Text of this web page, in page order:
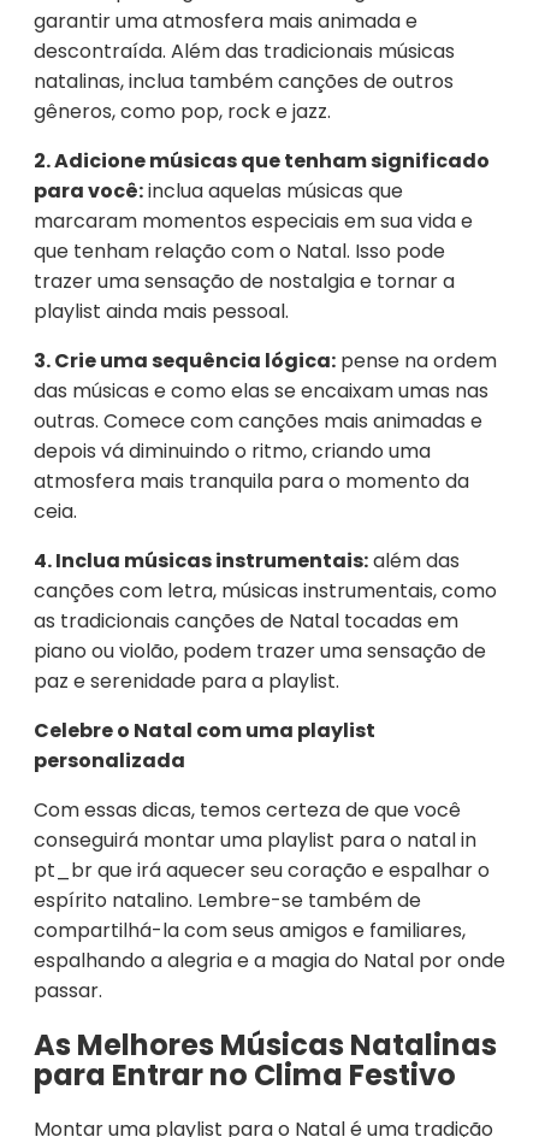
garantir uma atmosfera mais animada e
descontraída. Além das tradicionais músicas
natalinas, inclua também canções de outros
gêneros, como pop, rock e jazz.
2. Adicione músicas que tenham significado
para você:inclua aquelas músicas que
marcaram momentos especiais em sua vida e
que tenham relação com o Natal. Isso pode
trazer uma sensação de nostalgia e tornar a
playlist ainda mais pessoal.
3. Crie uma sequência lógica: pense na ordem
das músicas e como elas se encaixam umas nas
outras. Comece com canções mais animadas e
depois vá diminuindo o ritmo, criando uma
atmosfera mais tranquila para o momento da
ceia.
4. Inclua músicas instrumentais:além das
canções com letra, músicas instrumentais, como
as tradicionais canções de Natal tocadas em
piano ou violão, podem trazer uma sensação de
paz e serenidade para a playlist.
Celebre o Natal com uma playlist
personalizada
Com essas dicas, temos certeza de que você
conseguirá montar uma playlist para o natal in
pt_br que irá aquecer seu coração e espalhar o
espírito natalino. Lembre-se também de
compartilhá-la com seus amigos e familiares,
espalhando a alegria e a magia do Natal por onde
passar.
As Melhores Músicas Natalinas
para Entrar no Clima Festivo
Montar uma playlist para o Natal é uma tradição